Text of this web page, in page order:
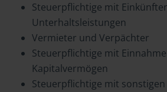
Steuerpflichtige mit
Unterhaltsleistungen
Vermieter und Verpächter
Steuerpflichtige mit
Kapitalvermögen
Steuerpflichtige mit